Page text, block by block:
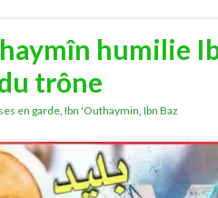
humilie
trône
en garde Ibn 'Outhaymin Ibn Baz